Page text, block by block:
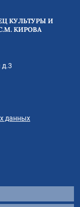
КУЛЬТУРЫ И
КИРОВА
д.3
данных